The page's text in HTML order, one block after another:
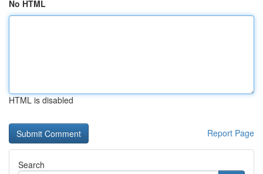
No HTML
HTML is disabled
Report Page
Search